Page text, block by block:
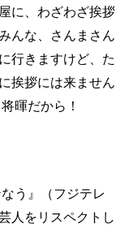
に、わざわざ挨拶
んな、さんまさん
行きますけど、た
挨拶には来ません
暉だから！
う』（フジテレ
人をリスペクトし